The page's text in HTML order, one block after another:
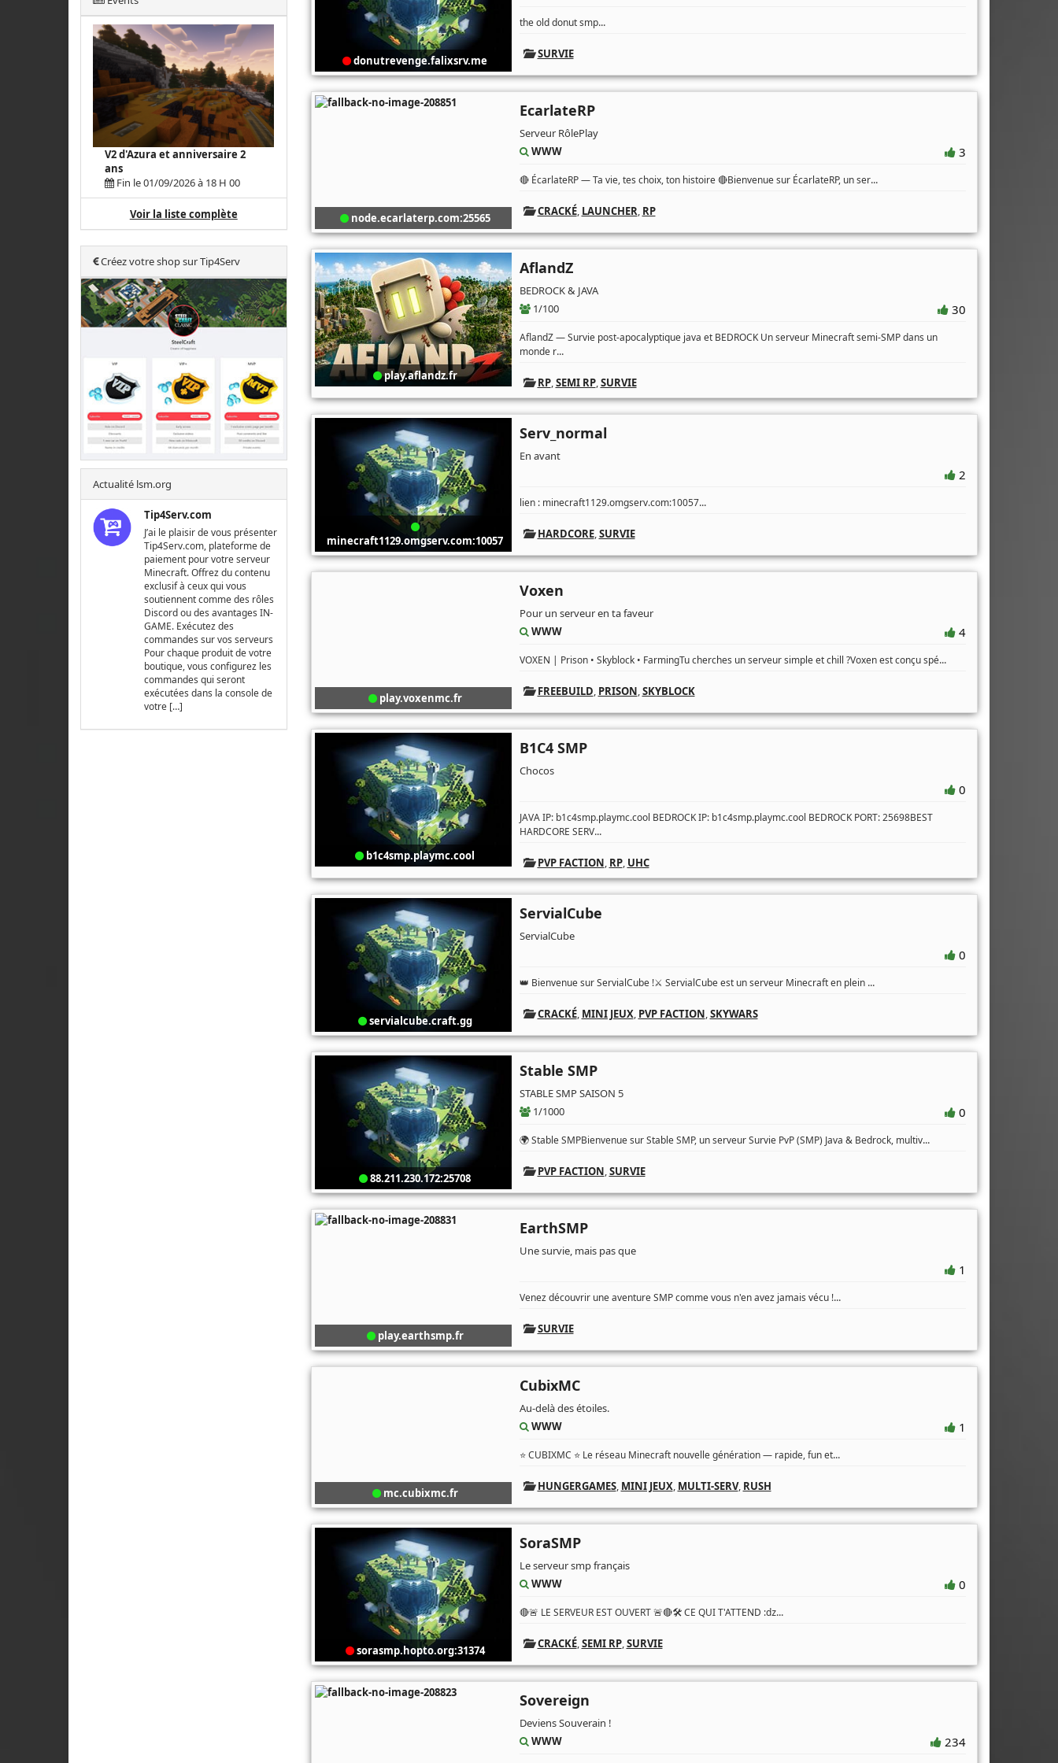
V2 d'Azura et anniversaire 2
ans
Fin le 01/09/2026 à 18 H 00
Voir la liste complète
Créez votre shop sur Tip4Serv
Actualité lsm.org
Tip4Serv.com
J’ai le plaisir de vous présenter
Tip4Serv.com, plateforme de
paiement pour votre serveur
Minecraft. Offrez du contenu
exclusif à ceux qui vous
soutiennent comme des rôles
Discord ou des avantages IN-
GAME. Exécutez des
commandes sur vos serveurs
Pour chaque produit de votre
boutique, vous configurez les
commandes qui seront
exécutées dans la console de
votre […]
donutrevenge.falixsrv.me
the old donut smp...
SURVIE
node.ecarlaterp.com:25565
EcarlateRP
Serveur RôlePlay
WWW
3
🔴 ÉcarlateRP — Ta vie, tes choix, ton histoire 🔴Bienvenue sur ÉcarlateRP, un ser...
CRACKÉ, LAUNCHER, RP
play.aflandz.fr
AflandZ
BEDROCK & JAVA
1/100
30
AflandZ — Survie post-apocalyptique java et BEDROCK Un serveur Minecraft semi-SMP dans un
monde r...
RP,SEMI RP,SURVIE
minecraft1129.omgserv.com:10057
Serv_normal
En avant
2
lien : minecraft1129.omgserv.com:10057...
HARDCORE,SURVIE
play.voxenmc.fr
Voxen
Pour un serveur en ta faveur
WWW
4
VOXEN | Prison • Skyblock • FarmingTu cherches un serveur simple et chill ?Voxen est conçu spé...
FREEBUILD, PRISON,SKYBLOCK
b1c4smp.playmc.cool
B1C4 SMP
Chocos
0
JAVA IP: b1c4smp.playmc.cool BEDROCK IP: b1c4smp.playmc.cool BEDROCK PORT: 25698BEST
HARDCORE SERV...
PVP FACTION, RP, UHC
servialcube.craft.gg
ServialCube
ServialCube
0
👑 Bienvenue sur ServialCube !⚔️ ServialCube est un serveur Minecraft en plein ...
CRACKÉ, MINI JEUX, PVP FACTION,SKYWARS
88.211.230.172:25708
Stable SMP
STABLE SMP SAISON 5
1/1000
0
🌍 Stable SMPBienvenue sur Stable SMP, un serveur Survie PvP (SMP) Java & Bedrock, multiv...
PVP FACTION,SURVIE
play.earthsmp.fr
EarthSMP
Une survie, mais pas que
1
Venez découvrir une aventure SMP comme vous n'en avez jamais vécu !...
SURVIE
mc.cubixmc.fr
CubixMC
Au-delà des étoiles.
WWW
1
⭐ CUBIXMC ⭐ Le réseau Minecraft nouvelle génération — rapide, fun et...
HUNGERGAMES, MINI JEUX, MULTI-SERV, RUSH
sorasmp.hopto.org:31374
SoraSMP
Le serveur smp français
WWW
0
🔴🚨 LE SERVEUR EST OUVERT 🚨🔴🛠️ CE QUI T'ATTEND :ǳ...
CRACKÉ,SEMI RP,SURVIE
Sovereign
Deviens Souverain !
WWW
234